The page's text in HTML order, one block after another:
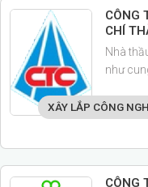
CÔNG
CHÍ
XÂY LẮP CÔNG
Nhà
như
CÔNG